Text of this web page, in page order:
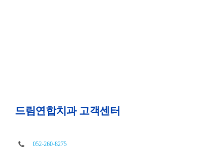
드림연합치과 고객센터
052-260-8275